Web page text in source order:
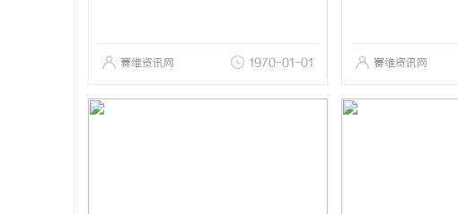
赛维资讯网 1970-01-01 赛维资讯网